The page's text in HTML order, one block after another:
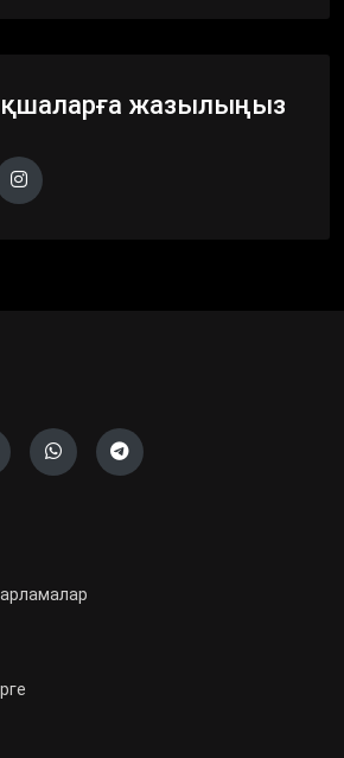
жазылыңыз